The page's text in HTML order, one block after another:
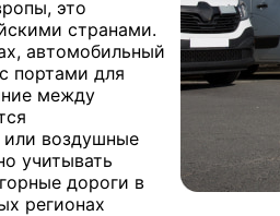
это
странами.
автомобильный
портами для
между
воздушные
учитывать
дороги в
регионах